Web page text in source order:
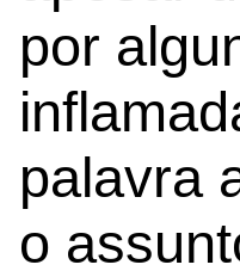
por
palavra
o